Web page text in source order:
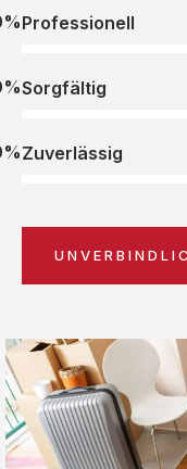
Professionell
Sorgfältig
Zuverlässig